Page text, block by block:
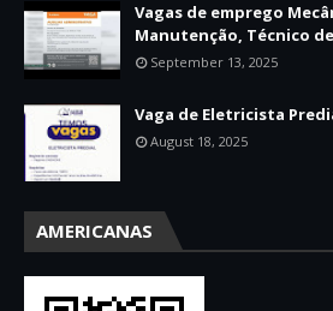
Vagas de emprego
Manutenção, Técnico
September 13, 2025
Vaga de Eletricista
August 18, 2025
AMERICANAS